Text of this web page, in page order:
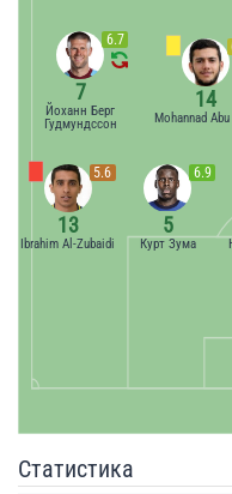
5.6
13
Ibrahim Al-Zubaidi
6.9
5
Курт Зума
6.7
7
Йоханн Берг
Гудмундссон
14
Mohannad Abu
Статистика